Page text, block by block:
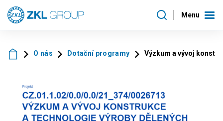
Menu
O nás Dotační programy Výzkum a vývoj